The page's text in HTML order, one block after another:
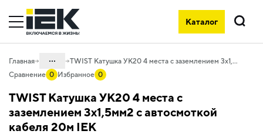
Каталог
Поиск
Главная ...
06. Изделия электроустановочные,
удлинители и силовые разъемы
TWIST Катушка УК20 4 места с заземлением 3х1,5мм2 с автосмоткой кабеля 20м IEK
Сравнение 0 Избранное 0
TWIST Катушка УК20 4 места с
заземлением 3х1,5мм2 с автосмоткой
кабеля 20м IEK